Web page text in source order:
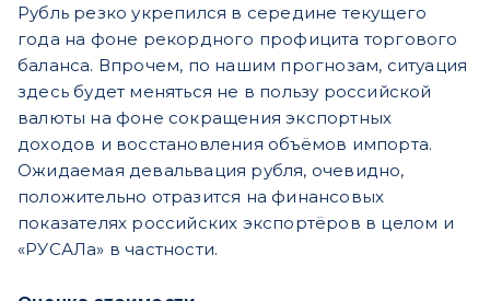
Рубль резко укрепился в середине текущего
года на фоне рекордного профицита торгового
баланса. Впрочем, по нашим прогнозам, ситуация
здесь будет меняться не в пользу российской
валюты на фоне сокращения экспортных
доходов и восстановления объёмов импорта.
Ожидаемая девальвация рубля, очевидно,
положительно отразится на финансовых
показателях российских экспортёров в целом и
«РУСАЛа» в частности.